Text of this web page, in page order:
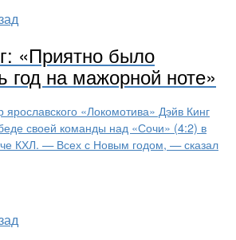
«Приятно было
год на мажорной ноте»
ярославского «Локомотива» Дэйв Кинг
своей команды над «Сочи» (4:2) в
КХЛ. — Всех с Новым годом, — сказал